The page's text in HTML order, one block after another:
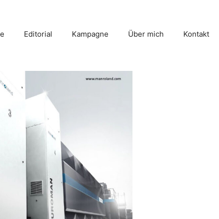
Editorial Kampagne Über mich Kontakt